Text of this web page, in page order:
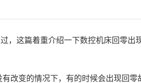
，这篇着重介绍一下数控机床回零出
改变的情况下，有的时候会出现回零